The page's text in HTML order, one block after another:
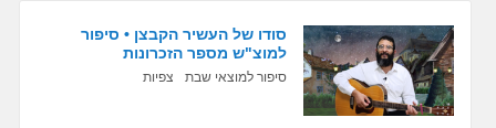
סודו של העשיר הקבצן • סיפור
למוצ"ש מספר הזכרונות
סיפור למוצאי שבת צפיות